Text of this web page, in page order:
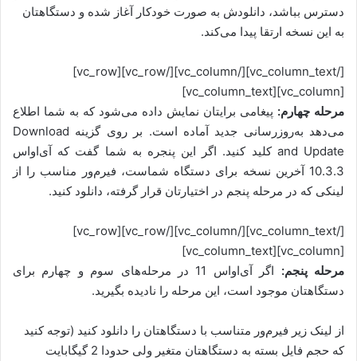
دسترس بباشد، دانلودش به صورت خودکار آغاز شده و دستگاهتان
به این نسخه ارتقا پیدا می‌کند.
[/vc_column_text][/vc_column][/vc_row][vc_row]
[vc_column][vc_column_text]
مرحله چهارم: پیغامی برایتان نمایش داده می‌شود که به شما اطلاع
می‌دهد به‌روزرسانی جدید آماده است. بر روی گزینه Download
and Update کلید کنید. اگر این پنجره به شما گفت که آی‌او‌اس
10.3.3 آخرین نسخه برای دستگاه شماست، فیرم‌ور مناسب را از
لینکی که در مرحله پنجم در اختیارتان قرار گرفته، دانلود کنید.
[/vc_column_text][/vc_column][/vc_row][vc_row]
[vc_column][vc_column_text]
مرحله پنجم:
اگر آی‌او‌اس 11 در مرحله‌های سوم و چهارم برای
دستگاهتان موجود است، این مرحله را نادیده بگیرید.
از لینک زیر فیرم‌ور متناسب با دستگاهتان را دانلود کنید (توجه کنید
که حجم فایل بسته به دستگاهتان متغیر ولی حدودا 2 گیگابایت